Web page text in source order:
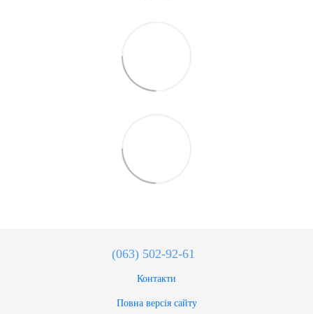
(063) 502-92-61
Контакти
Повна версія сайту